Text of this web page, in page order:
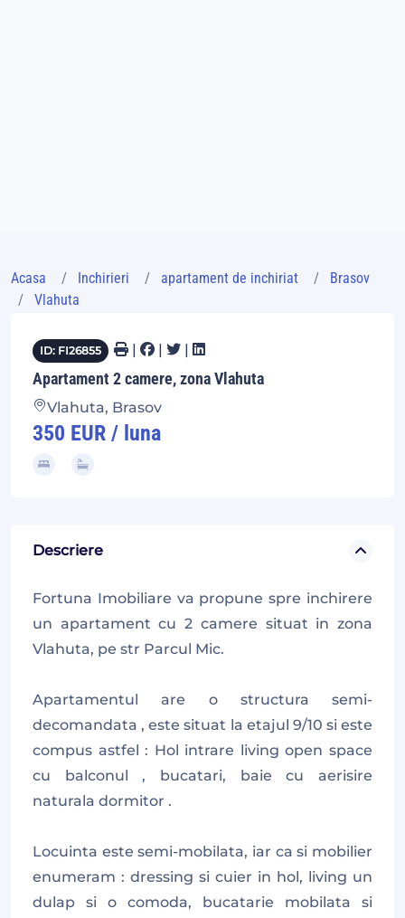
Acasa Inchirieri apartament de inchiriat
Brasov
Vlahuta
ID: FI26855 | | |
Apartament 2 camere, zona Vlahuta
Vlahuta, Brasov
350 EUR / luna
Descriere
Fortuna Imobiliare va propune spre inchirere
un apartament cu 2 camere situat in zona
Vlahuta, pe str Parcul Mic.
Apartamentul are o structura semi-
decomandata , este situat la etajul 9/10 si este
compus astfel : Hol intrare living open space
cu balconul , bucatari, baie cu aerisire
naturala dormitor .
Locuinta este semi-mobilata, iar ca si mobilier
enumeram : dressing si cuier in hol, living un
dulap si o comoda, bucatarie mobilata si